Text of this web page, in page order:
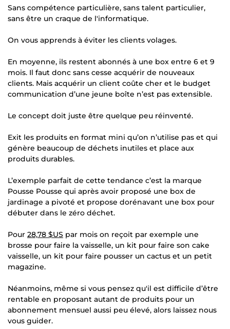
Sans compétence particulière, sans talent particulier,
sans être un craque de l'informatique.
On vous apprends à éviter les clients volages.
En moyenne, ils restent abonnés à une box entre 6 et 9
mois. Il faut donc sans cesse acquérir de nouveaux
clients. Mais acquérir un client coûte cher et le budget
communication d’une jeune boîte n’est pas extensible.
Le concept doit juste être quelque peu réinventé.
Exit les produits en format mini qu’on n’utilise pas et qui
génère beaucoup de déchets inutiles et place aux
produits durables.
L’exemple parfait de cette tendance c’est la marque
Pousse Pousse qui après avoir proposé une box de
jardinage a pivoté et propose dorénavant une box pour
débuter dans le zéro déchet.
Pour 28,78 $US par mois on reçoit par exemple une
brosse pour faire la vaisselle, un kit pour faire son cake
vaisselle, un kit pour faire pousser un cactus et un petit
magazine.
Néanmoins, même si vous pensez qu'il est difficile d’être
rentable en proposant autant de produits pour un
abonnement mensuel aussi peu élevé, alors laissez nous
vous guider.